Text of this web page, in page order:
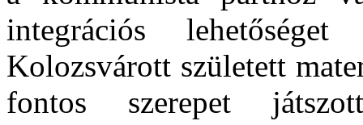
integrációs
Kolozsvárott született
fontos szerepet